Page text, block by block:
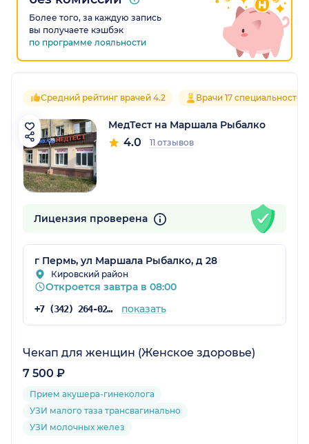
Более того, за каждую запись
вы получаете кэшбэк
по программе лояльности
Средний рейтинг врачей 4.2 Врачи 17 специальностей
МедТест на Маршала Рыбалко
4.0 11 отзывов
Лицензия проверена
г Пермь, ул Маршала Рыбалко, д 28
Кировский район
Откроется завтра в 08:00
+7 (342) 264-02-09 показать
Чекап для женщин (Женское здоровье)
7 500 ₽
Прием акушера-гинеколога
УЗИ малого таза трансвагинально
УЗИ молочных желез